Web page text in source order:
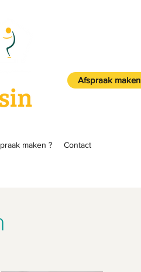
Afspraak maken
maken ? Contact